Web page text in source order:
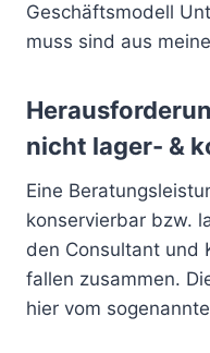
Geschäftsmodell
muss sind aus
nicht lager- &
Eine
konservierbar bzw.
den Consultant und
fallen zusammen.
hier vom